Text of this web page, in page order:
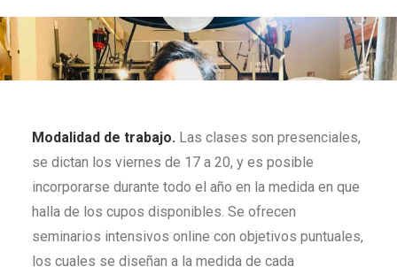
Modalidad de trabajo. Las clases son presenciales,
se dictan los viernes de 17 a 20, y es posible
incorporarse durante todo el año en la medida en que
halla de los cupos disponibles. Se ofrecen
seminarios intensivos online con objetivos puntuales,
los cuales se diseñan a la medida de cada